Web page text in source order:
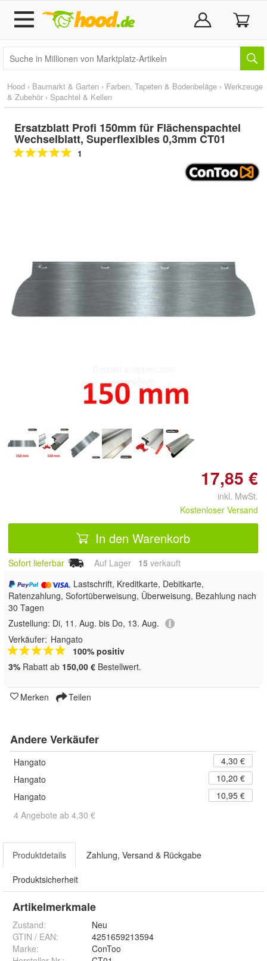
Hood › Baumarkt & Garten › Farben, Tapeten & Bodenbeläge › Werkzeuge
& Zubehör › Spachtel & Kellen
Ersatzblatt Profi 150mm für Flächenspachtel
Wechselblatt, Superflexibles 0,3mm CT01
1
vergrößern
17,85 €
inkl. MwSt.
Kostenloser Versand
In den Warenkorb
Sofort lieferbar Auf Lager 15 verkauft
, Lastschrift, Kreditkarte, Debitkarte,
Ratenzahlung, Sofortüberweisung, Überweisung, Bezahlung nach
30 Tagen
Zustellung: Di, 11. Aug. bis Do, 13. Aug.
Verkäufer: Hangato
100% positiv
3% Rabatt ab 150,00 € Bestellwert.
Merken Teilen
Andere Verkäufer
Hangato
4,30 €
Hangato
10,20 €
Hangato
10,95 €
4 Angebote ab 4,30 €
Produktdetails Zahlung, Versand & Rückgabe
Produktsicherheit
Artikelmerkmale
Zustand:
Neu
GTIN / EAN:
4251659213594
Marke:
ConToo